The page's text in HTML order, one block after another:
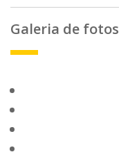
Galeria de fotos